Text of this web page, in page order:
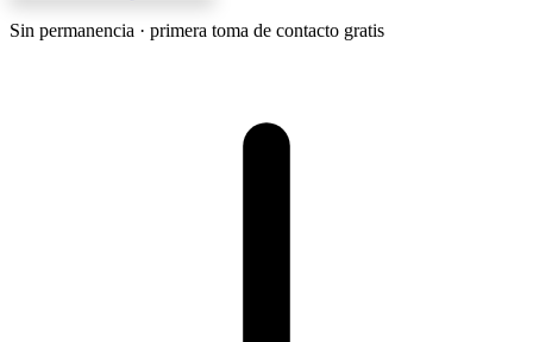
Sin permanencia · primera toma de contacto gratis